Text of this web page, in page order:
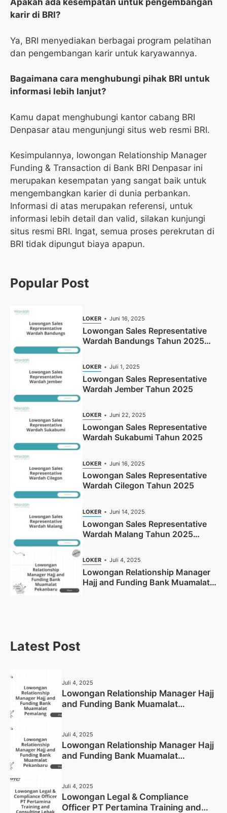
Apakah ada kesempatan untuk pengembangan
karir di BRI?
Ya, BRI menyediakan berbagai program pelatihan
dan pengembangan karir untuk karyawannya.
Bagaimana cara menghubungi pihak BRI untuk
informasi lebih lanjut?
Kamu dapat menghubungi kantor cabang BRI
Denpasar atau mengunjungi situs web resmi BRI.
Kesimpulannya, lowongan Relationship Manager
Funding & Transaction di Bank BRI Denpasar ini
merupakan kesempatan yang sangat baik untuk
mengembangkan karier di dunia perbankan.
Informasi di atas merupakan referensi, untuk
informasi lebih detail dan valid, silakan kunjungi
situs resmi BRI. Ingat, semua proses perekrutan di
BRI tidak dipungut biaya apapun.
Popular Post
LOKER Juni 16, 2025
Lowongan Sales Representative
Wardah Bandungs Tahun 2025
LOKER Juli 1, 2025
Lowongan Sales Representative
Wardah Jember Tahun 2025
LOKER Juni 22, 2025
Lowongan Sales Representative
Wardah Sukabumi Tahun 2025
LOKER Juni 16, 2025
Lowongan Sales Representative
Wardah Cilegon Tahun 2025
LOKER Juni 14, 2025
Lowongan Sales Representative
Wardah Malang Tahun 2025
LOKER Juli 4, 2025
Lowongan Relationship Manager
Hajj and Funding Bank Muamalat
Latest Post
Juli 4, 2025
Lowongan Relationship Manager Hajj
and Funding Bank Muamalat
Juli 4, 2025
Lowongan Relationship Manager Hajj
and Funding Bank Muamalat
Juli 4, 2025
Lowongan Legal & Compliance
Officer PT Pertamina Training and